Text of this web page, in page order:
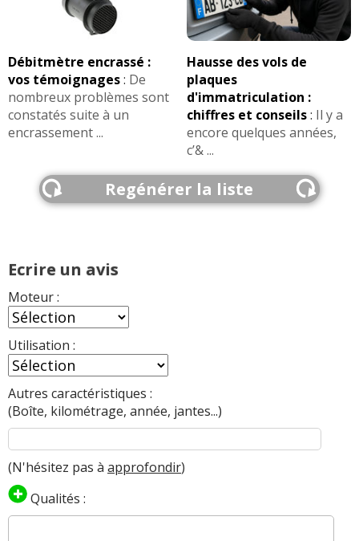
Débitmètre encrassé :
vos témoignages: De
nombreux problèmes sont
constatés suite à un
encrassement ...
Hausse des vols de
plaques
d'immatriculation :
chiffres et conseils: Il y a
encore quelques années,
c’& ...
Regénérer la liste
Ecrire un avis
Moteur :
Utilisation :
Autres caractéristiques :
(Boîte, kilométrage, année, jantes...)
(N'hésitez pas à approfondir)
Qualités :